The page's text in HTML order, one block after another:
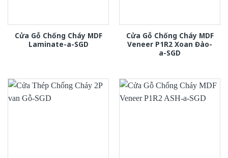
Cửa Gỗ Chống Cháy MDF
Laminate-a-SGD
Cửa Gỗ Chống Cháy MDF
Veneer P1R2 Xoan Đào-
a-SGD